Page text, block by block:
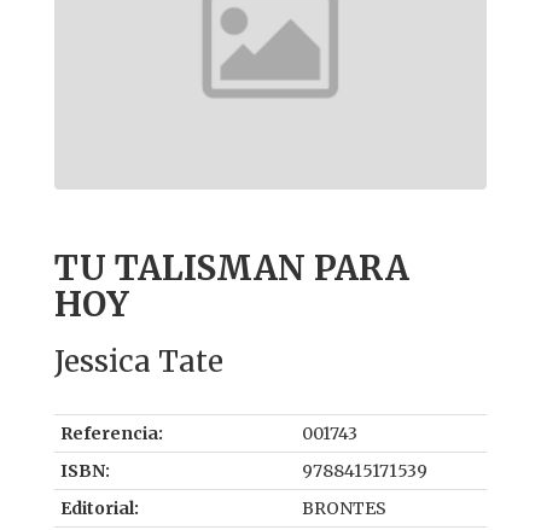
TU TALISMAN PARA
HOY
Jessica Tate
Referencia:
001743
ISBN:
9788415171539
Editorial:
BRONTES